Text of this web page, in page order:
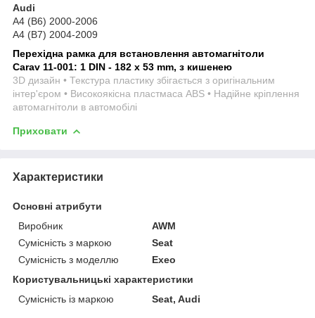
Audi
A4 (B6) 2000-2006
A4 (B7) 2004-2009
Перехідна рамка для встановлення автомагнітоли
Carav 11-001: 1 DIN - 182 x 53 mm, з кишенею
3D дизайн • Текстура пластику збігається з оригінальним
інтер'єром • Високоякісна пластмаса ABS • Надійне кріплення
автомагнітоли в автомобілі
Приховати
Характеристики
Основні атрибути
Виробник
AWM
Сумісність з маркою
Seat
Сумісність з моделлю
Exeo
Користувальницькі характеристики
Сумісність із маркою
Seat, Audi